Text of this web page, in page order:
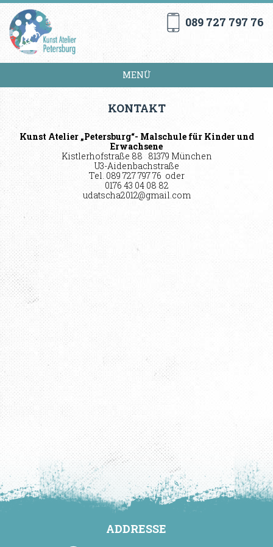
089 727 797 76
MENÜ
KONTAKT
Kunst Atelier „Petersburg“- Malschule für Kinder und
Erwachsene
Kistlerhofstraße 88 81379 München
U3-Aidenbachstraße
Tel. 089 727 797 76 oder
0176 43 04 08 82
udatscha2012@gmail.com
ADDRESSE